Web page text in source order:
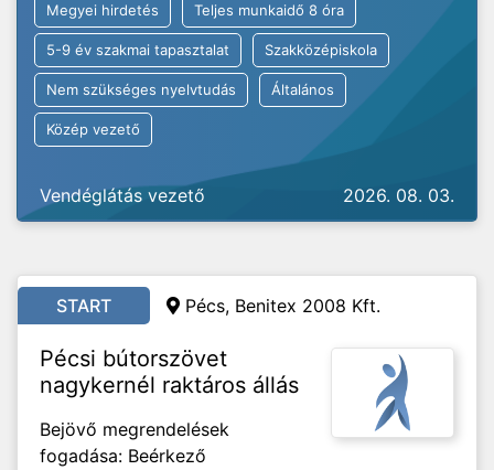
Megyei hirdetés Teljes munkaidő 8 óra
5-9 év szakmai tapasztalat Szakközépiskola
Nem szükséges nyelvtudás Általános
Közép vezető
Vendéglátás vezető 2026. 08. 03.
START Pécs, Benitex 2008 Kft.
Pécsi bútorszövet
nagykernél raktáros állás
Bejövő megrendelések
fogadása: Beérkező